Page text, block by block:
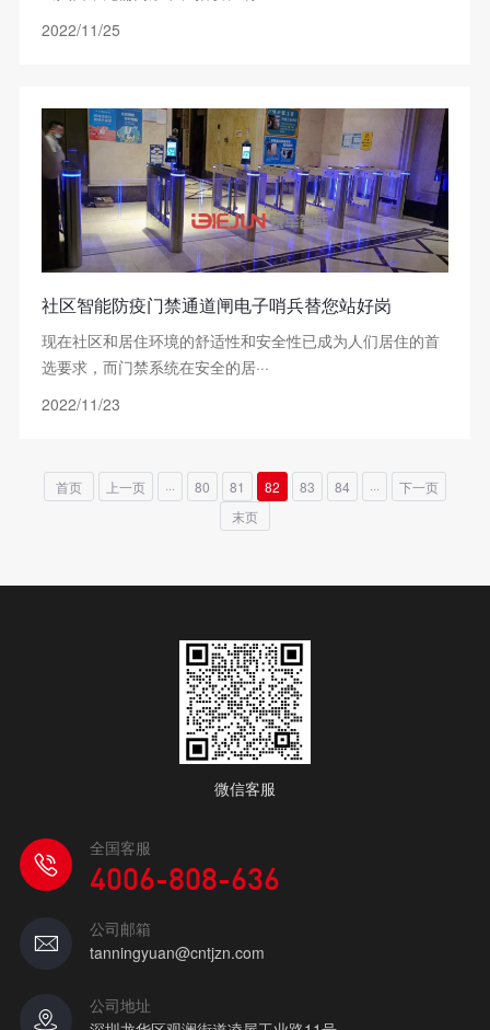
2022/11/25
社区智能防疫门禁通道闸电子哨兵替您站好岗
现在社区和居住环境的舒适性和安全性已成为人们居住的首
选要求，而门禁系统在安全的居···
2022/11/23
首页 上一页 ··· 80 81 82 83 84 ···
下一页
末页
微信客服
全国客服
4006-808-636
公司邮箱
tanningyuan@cntjzn.com
公司地址